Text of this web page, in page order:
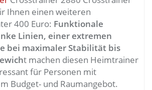
Ihnen einen weiteren
400 Euro: Funktionale
Linien, einer extremen
bei maximaler Stabilität bis
t machen diesen Heimtrainer
für Personen mit
Budget- und Raumangebot.